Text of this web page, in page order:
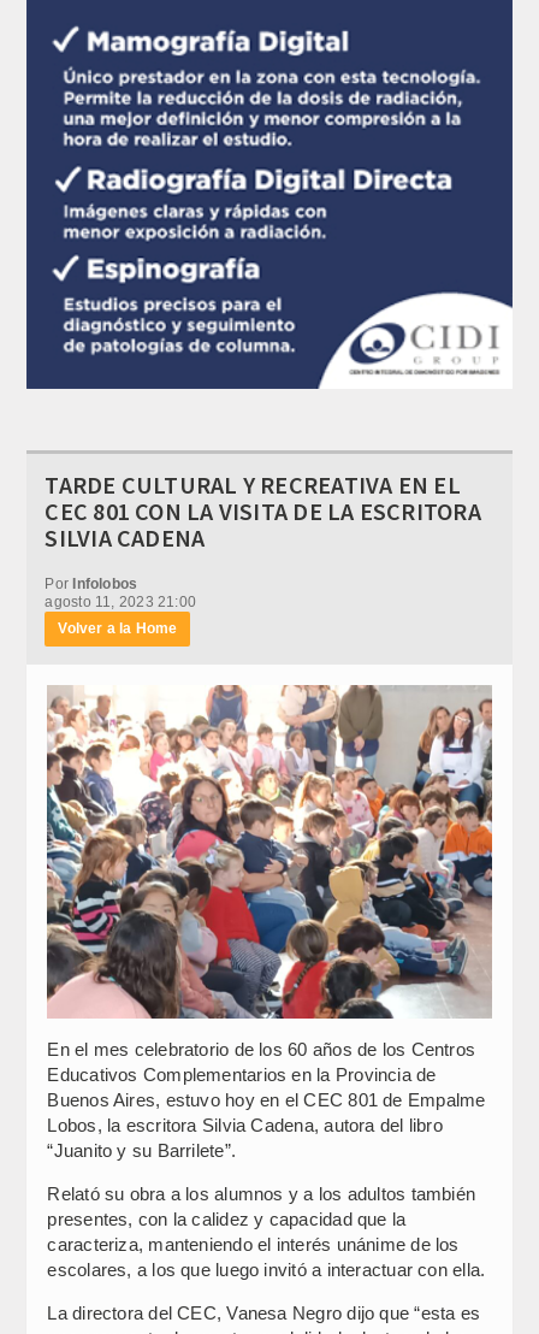
TARDE CULTURAL Y RECREATIVA EN EL
CEC 801 CON LA VISITA DE LA ESCRITORA
SILVIA CADENA
PorInfolobos
agosto 11, 2023 21:00
Volver a la Home
En el mes celebratorio de los 60 años de los Centros
Educativos Complementarios en la Provincia de
Buenos Aires, estuvo hoy en el CEC 801 de Empalme
Lobos, la escritora Silvia Cadena, autora del libro
“Juanito y su Barrilete”.
Relató su obra a los alumnos y a los adultos también
presentes, con la calidez y capacidad que la
caracteriza, manteniendo el interés unánime de los
escolares, a los que luego invitó a interactuar con ella.
La directora del CEC, Vanesa Negro dijo que “esta es